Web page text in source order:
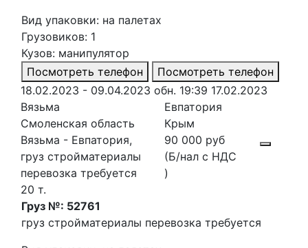
Вид упаковки: на палетах
Грузовиков: 1
Кузов: манипулятор
Посмотреть телефон
Посмотреть телефон
18.02.2023 - 09.04.2023 обн. 19:39 17.02.2023
Вязьма
Смоленская область
Евпатория
Крым
Вязьма - Евпатория,
груз стройматериалы
перевозка требуется
20 т.
90 000 руб
(Б/нал с НДС
)
Груз №: 52761
груз стройматериалы перевозка требуется